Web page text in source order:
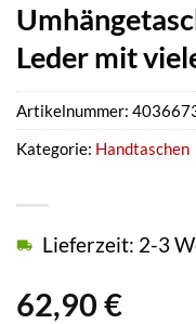
Leder mit
62,90 €
Lieferzeit: 2-3
Artikelnummer:
Kategorie: Handtaschen